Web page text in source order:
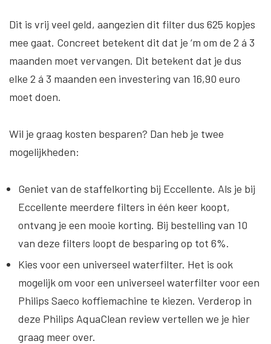
Dit is vrij veel geld, aangezien dit filter dus 625 kopjes
mee gaat. Concreet betekent dit dat je ‘m om de 2 á 3
maanden moet vervangen. Dit betekent dat je dus
elke 2 á 3 maanden een investering van 16,90 euro
moet doen.
Wil je graag kosten besparen? Dan heb je twee
mogelijkheden:
Geniet van de staffelkorting bij Eccellente. Als je bij
Eccellente meerdere filters in één keer koopt,
ontvang je een mooie korting. Bij bestelling van 10
van deze filters loopt de besparing op tot 6%.
Kies voor een universeel waterfilter. Het is ook
mogelijk om voor een universeel waterfilter voor een
Philips Saeco koffiemachine te kiezen. Verderop in
deze Philips AquaClean review vertellen we je hier
graag meer over.